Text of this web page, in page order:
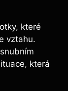
které
vztahu.
která